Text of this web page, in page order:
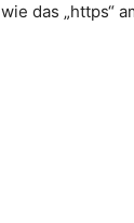
das „https“